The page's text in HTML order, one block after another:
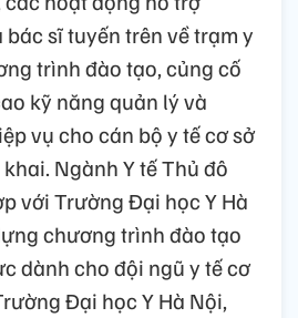
sĩ tuyến trên về trạm y
trình đào tạo, củng cố
kỹ năng quản lý và
vụ cho cán bộ y tế cơ sở
Ngành Y tế Thủ đô
với Trường Đại học Y Hà
chương trình đào tạo
dành cho đội ngũ y tế cơ
Đại học Y Hà Nội,